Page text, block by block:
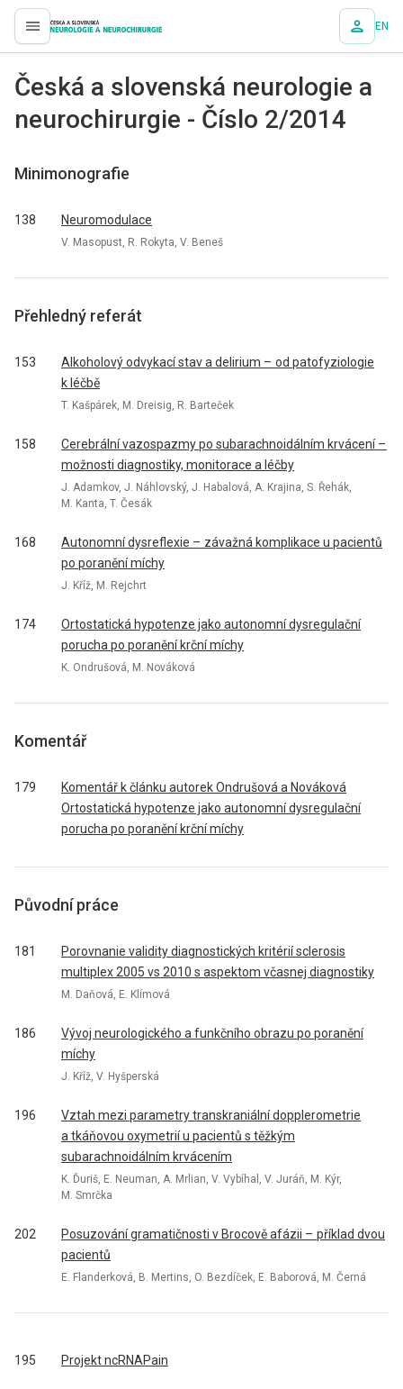
proLékaře.cz EN
Česká a slovenská neurologie a
neurochirurgie - Číslo 2/2014
Minimonografie
138 Neuromodulace
V. Masopust, R. Rokyta, V. Beneš
Přehledný referát
153
Alkoholový odvykací stav a delirium – od patofyziologie
k léčbě
T. Kašpárek, M. Dreisig, R. Barteček
158
Cerebrální vazospazmy po subarachnoidálním krvácení –
možnosti dia­gnostiky, monitorace a léčby
J. Adamkov, J. Náhlovský, J. Habalová, A. Krajina, S. Řehák,
M. Kanta, T. Česák
168
Autonomní dysreflexie – závažná komplikace u pacientů
po poranění míchy
J. Kříž, M. Rejchrt
174
Ortostatická hypotenze jako autonomní dysregulační
porucha po poranění krční míchy
K. Ondrušová, M. Nováková
Komentář
179
Komentář k článku autorek Ondrušová a Nováková
Ortostatická hypotenze jako autonomní dysregulační
porucha po poranění krční míchy
Původní práce
181
Porovnanie validity diagnostických kritérií sclerosis
multiplex 2005 vs 2010 s aspektom včasnej diagnostiky
M. Daňová, E. Klímová
186
Vývoj neurologického a funkčního obrazu po poranění
míchy
J. Kříž, V. Hyšperská
196
Vztah mezi parametry transkraniální dopplerometrie
a tkáňovou oxymetrií u pacientů s těžkým
subarachnoidálním krvácením
K. Ďuriš, E. Neuman, A. Mrlian, V. Vybíhal, V. Juráň, M. Kýr,
M. Smrčka
202
Posuzování gramatičnosti v Brocově afázii – příklad dvou
pacientů
E. Flanderková, B. Mertins, O. Bezdíček, E. Baborová, M. Černá
195 Projekt ncRNAPain